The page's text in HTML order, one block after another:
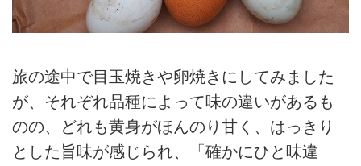
旅の途中で目玉焼きや卵焼きにしてみました
が、それぞれ品種によって味の違いがあるも
のの、どれも黄身がほんのり甘く、はっきり
とした旨味が感じられ、「確かにひと味違